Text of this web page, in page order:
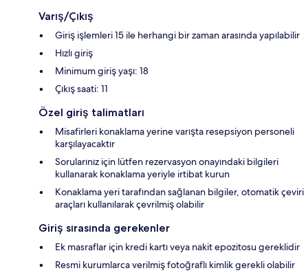
Varış/Çıkış
Giriş işlemleri 15 ile herhangi bir zaman arasında yapılabilir
Hızlı giriş
Minimum giriş yaşı: 18
Çıkış saati: 11
Özel giriş talimatları
Misafirleri konaklama yerine varışta resepsiyon personeli
karşılayacaktır
Sorularınız için lütfen rezervasyon onayındaki bilgileri
kullanarak konaklama yeriyle irtibat kurun
Konaklama yeri tarafından sağlanan bilgiler, otomatik çeviri
araçları kullanılarak çevrilmiş olabilir
Giriş sırasında gerekenler
Ek masraflar için kredi kartı veya nakit epozitosu gereklidir
Resmi kurumlarca verilmiş fotoğraflı kimlik gerekli olabilir